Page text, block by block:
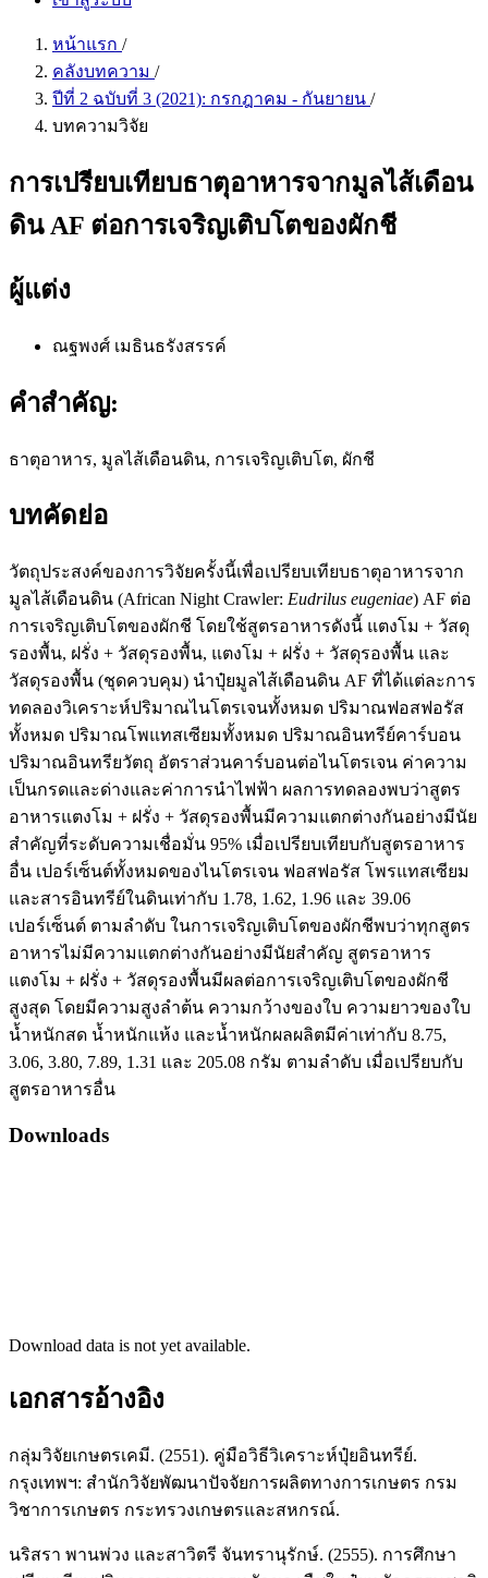
หน้าแรก /
คลังบทความ /
ปีที่ 2 ฉบับที่ 3 (2021): กรกฎาคม - กันยายน /
บทความวิจัย
การเปรียบเทียบธาตุอาหารจากมูลไส้เดือน
ดิน AF ต่อการเจริญเติบโตของผักชี
ผู้แต่ง
ณฐพงศ์ เมธินธรังสรรค์
คำสำคัญ:
ธาตุอาหาร, มูลไส้เดือนดิน, การเจริญเติบโต, ผักชี
บทคัดย่อ
วัตถุประสงค์ของการวิจัยครั้งนี้เพื่อเปรียบเทียบธาตุอาหารจาก
มูลไส้เดือนดิน (African Night Crawler: Eudrilus eugeniae) AF ต่อ
การเจริญเติบโตของผักชี โดยใช้สูตรอาหารดังนี้ แตงโม + วัสดุ
รองพื้น, ฝรั่ง + วัสดุรองพื้น, แตงโม + ฝรั่ง + วัสดุรองพื้น และ
วัสดุรองพื้น (ชุดควบคุม) นำปุ๋ยมูลไส้เดือนดิน AF ที่ได้แต่ละการ
ทดลองวิเคราะห์ปริมาณไนโตรเจนทั้งหมด ปริมาณฟอสฟอรัส
ทั้งหมด ปริมาณโพแทสเซียมทั้งหมด ปริมาณอินทรีย์คาร์บอน
ปริมาณอินทรียวัตถุ อัตราส่วนคาร์บอนต่อไนโตรเจน ค่าความ
เป็นกรดและด่างและค่าการนำไฟฟ้า ผลการทดลองพบว่าสูตร
อาหารแตงโม + ฝรั่ง + วัสดุรองพื้นมีความแตกต่างกันอย่างมีนัย
สำคัญที่ระดับความเชื่อมั่น 95% เมื่อเปรียบเทียบกับสูตรอาหาร
อื่น เปอร์เซ็นต์ทั้งหมดของไนโตรเจน ฟอสฟอรัส โพรแทสเซียม
และสารอินทรีย์ในดินเท่ากับ 1.78, 1.62, 1.96 และ 39.06
เปอร์เซ็นต์ ตามลำดับ ในการเจริญเติบโตของผักชีพบว่าทุกสูตร
อาหารไม่มีความแตกต่างกันอย่างมีนัยสำคัญ สูตรอาหาร
แตงโม + ฝรั่ง + วัสดุรองพื้นมีผลต่อการเจริญเติบโตของผักชี
สูงสุด โดยมีความสูงลำต้น ความกว้างของใบ ความยาวของใบ
น้ำหนักสด น้ำหนักแห้ง และน้ำหนักผลผลิตมีค่าเท่ากับ 8.75,
3.06, 3.80, 7.89, 1.31 และ 205.08 กรัม ตามลำดับ เมื่อเปรียบกับ
สูตรอาหารอื่น
Downloads
Download data is not yet available.
เอกสารอ้างอิง
กลุ่มวิจัยเกษตรเคมี. (2551). คู่มือวิธีวิเคราะห์ปุ๋ยอินทรีย์.
กรุงเทพฯ: สำนักวิจัยพัฒนาปัจจัยการผลิตทางการเกษตร กรม
วิชาการเกษตร กระทรวงเกษตรและสหกรณ์.
นริสรา พานพ่วง และสาวิตรี จันทรานุรักษ์. (2555). การศึกษา